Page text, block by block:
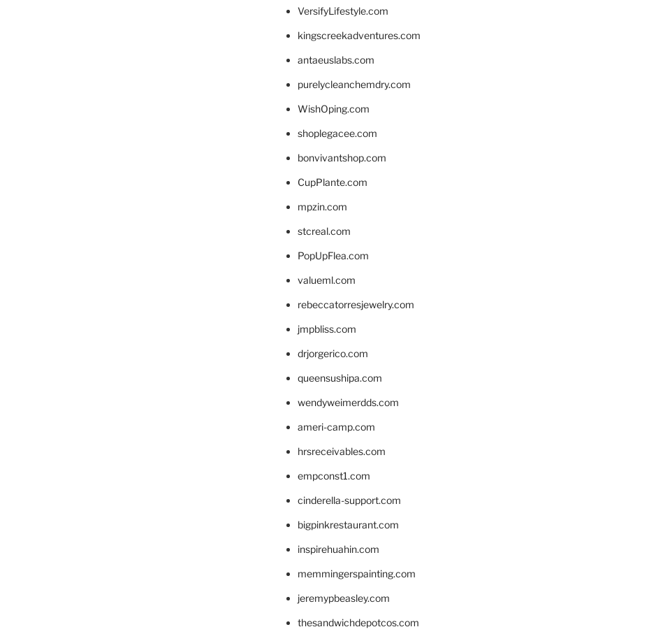
VersifyLifestyle.com
kingscreekadventures.com
antaeuslabs.com
purelycleanchemdry.com
WishOping.com
shoplegacee.com
bonvivantshop.com
CupPlante.com
mpzin.com
stcreal.com
PopUpFlea.com
valueml.com
rebeccatorresjewelry.com
jmpbliss.com
drjorgerico.com
queensushipa.com
wendyweimerdds.com
ameri-camp.com
hrsreceivables.com
empconst1.com
cinderella-support.com
bigpinkrestaurant.com
inspirehuahin.com
memmingerspainting.com
jeremypbeasley.com
thesandwichdepotcos.com